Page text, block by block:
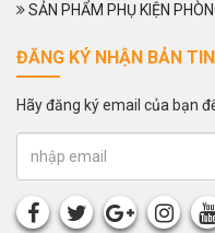
SẢN PHẨM PHỤ KIỆN
ĐĂNG KÝ NHẬN BẢN TIN
Hãy đăng ký email của bạn